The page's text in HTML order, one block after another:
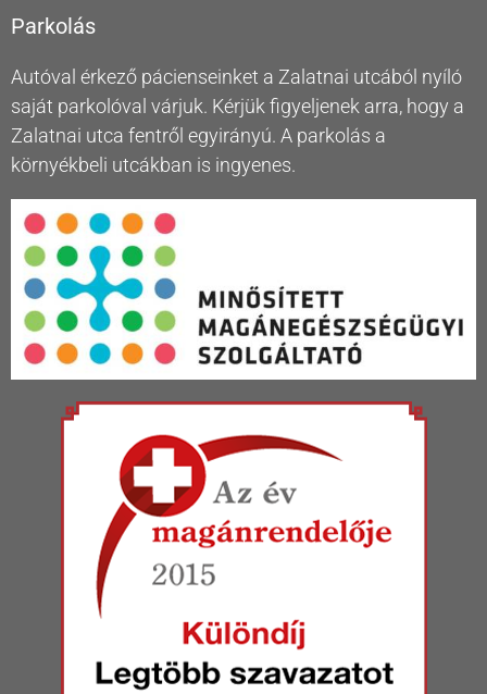
Parkolás
Autóval érkező pácienseinket a Zalatnai utcából nyíló
saját parkolóval várjuk. Kérjük figyeljenek arra, hogy a
Zalatnai utca fentről egyirányú. A parkolás a
környékbeli utcákban is ingyenes.